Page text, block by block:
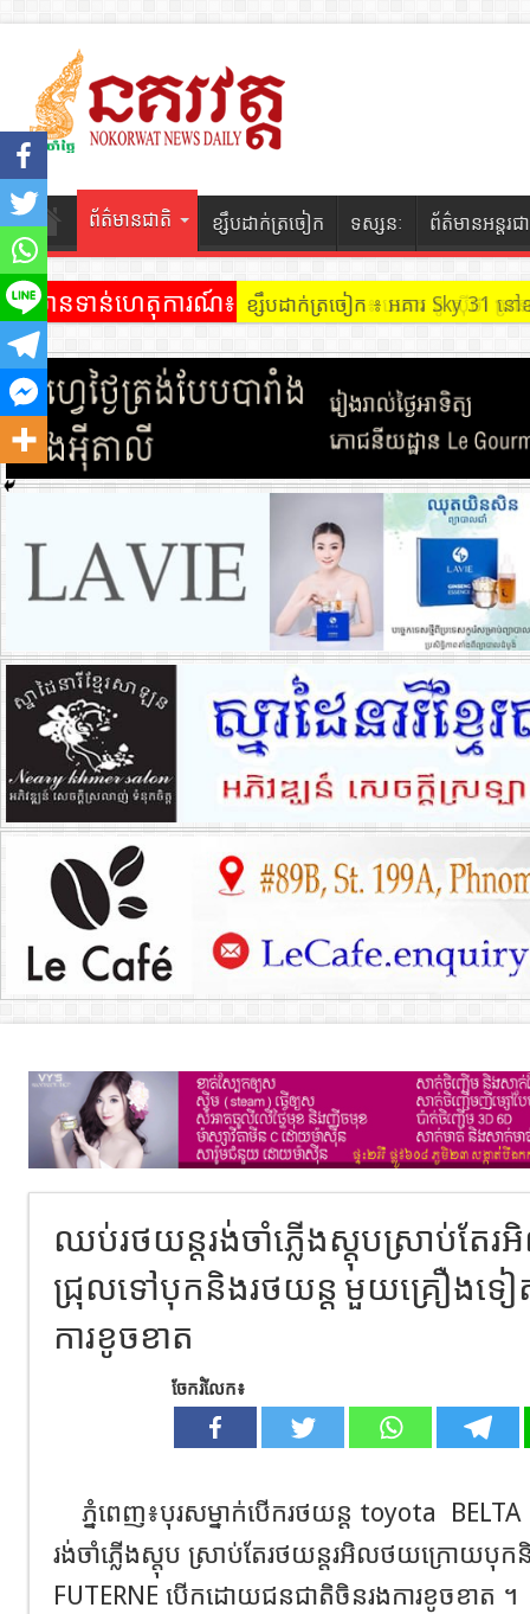
ព័ត៌មានជាតិ ខ្សឹបដាក់ត្រចៀក ទស្សនៈ ព័ត៌មានអន្តរជ
ព័ត៌មានទាន់ហេតុការណ៍៖ ខ្សឹបដាក់ត្រចៀក ៖ អគារ Sky 31
ឈប់​រថយន្តរង់ចាំ​ភ្លើង​ស្តុប​ស្រាប់​ត
ជ្រុល​ទៅ​បុក​និង​រថយន្ត​ មួយ​គ្រឿង​ទៀ
ការ​ខូចខាត​
ចែករំលែក៖
ភ្នំពេញ​៖បុរស​ម្នាក់​បេីក​រថយន្ត​ toyota
រង់ចាំ​ភ្លើង​ស្តុប​ ស្រាប់​តែ​រថយន្ត​រអិល​ថយក្រោយ​បុ
FUTERNE បេីក​ដោយ​ជន​ជាតិ​ចិន​រង​ការ​ខូចខាត​ ។